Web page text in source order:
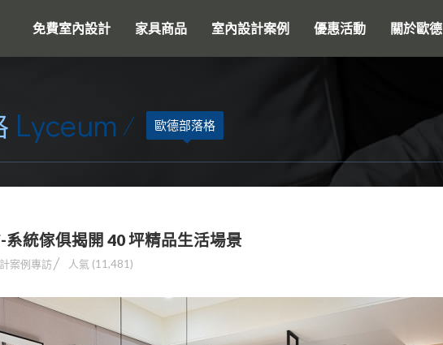
免費室內設計 家具商品 室內設計案例 優惠活動 關於歐德
搜尋
Lyceum 歐德部落格
統傢俱揭開 40 坪精品生活場景
案例專訪 人氣 (11,481)